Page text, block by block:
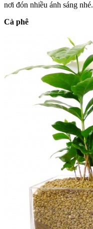
nơi đón nhiều ánh sáng nhé.
Cà phê